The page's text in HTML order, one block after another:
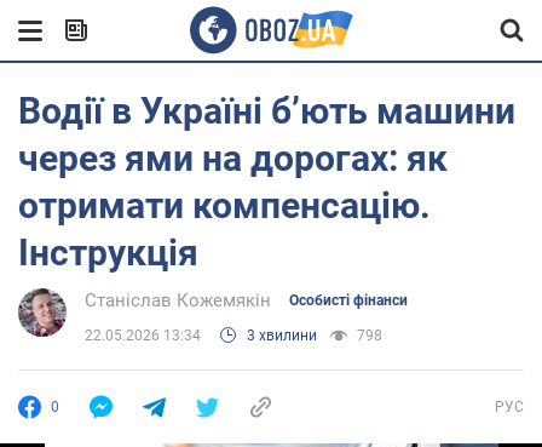
Водії в Україні бʼють машини
через ями на дорогах: як
отримати компенсацію.
Інструкція
Станіслав Кожемякін Особисті фінанси
22.05.2026 13:34 3 хвилини 798
0 РУС